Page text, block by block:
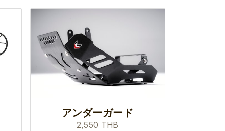
アンダーガード
2,550 THB